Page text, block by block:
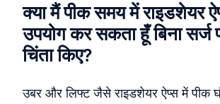
क्या मैं पीक समय में राइडशेयर
उपयोग कर सकता हूँ बिना सर्ज
चिंता किए?
उबर और लिफ्ट जैसे राइडशेयर ऐप्स में पीक